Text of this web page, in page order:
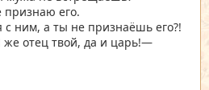
его.
ним, а ты не признаёшь его?!
отец твой, да и царь!—